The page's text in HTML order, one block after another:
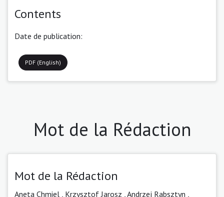
Contents
Date de publication:
PDF (English)
Mot de la Rédaction
Mot de la Rédaction
Aneta Chmiel , Krzysztof Jarosz , Andrzej Rabsztyn ,